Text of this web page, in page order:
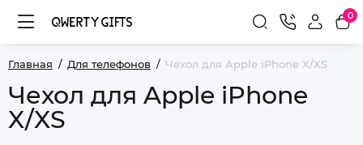
0
Главная Для телефонов Чехол для Apple iPhone X/XS
Чехол для Apple iPhone
X/XS